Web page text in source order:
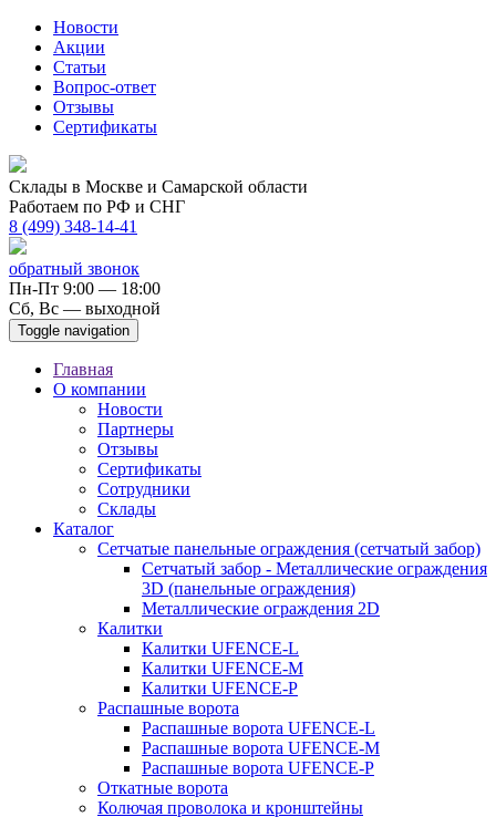
Новости
Акции
Статьи
Вопрос-ответ
Отзывы
Сертификаты
Склады в Москве и Самарской области
Работаем по РФ и СНГ
8 (499) 348-14-41
обратный звонок
Пн-Пт 9:00 — 18:00
Сб, Вс — выходной
Toggle navigation
Главная
О компании
Новости
Партнеры
Отзывы
Сертификаты
Сотрудники
Склады
Каталог
Сетчатые панельные ограждения (сетчатый забор)
Сетчатый забор - Металлические ограждения
3D (панельные ограждения)
Металлические ограждения 2D
Калитки
Калитки UFENCE-L
Калитки UFENCE-M
Калитки UFENCE-P
Распашные ворота
Распашные ворота UFENCE-L
Распашные ворота UFENCE-M
Распашные ворота UFENCE-P
Откатные ворота
Колючая проволока и кронштейны